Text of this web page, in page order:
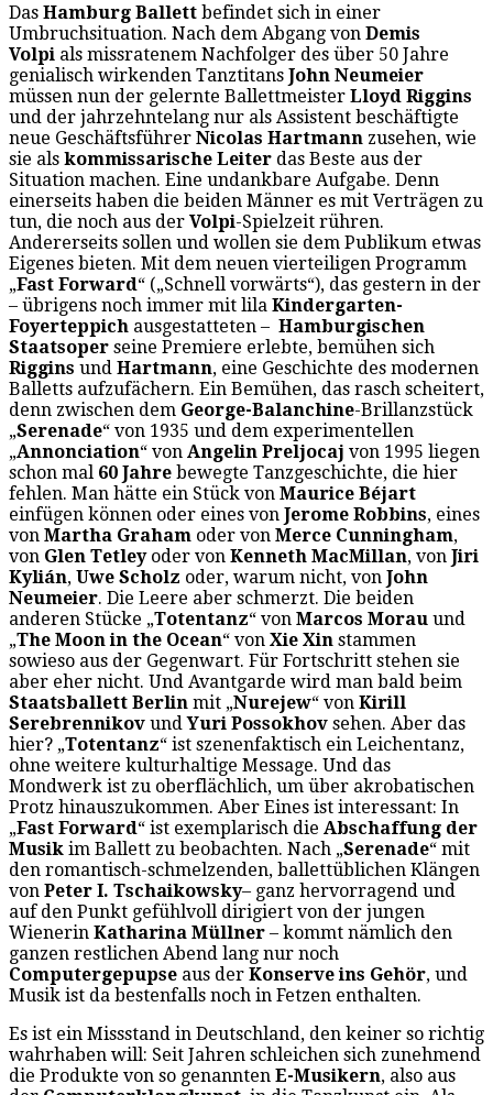
Das Hamburg Ballett befindet sich in einer
Umbruchsituation. Nach dem Abgang von Demis
Volpi als missratenem Nachfolger des über 50 Jahre
genialisch wirkenden Tanztitans John Neumeier
müssen nun der gelernte Ballettmeister Lloyd Riggins
und der jahrzehntelang nur als Assistent beschäftigte
neue Geschäftsführer Nicolas Hartmann zusehen, wie
sie als kommissarische Leiter das Beste aus der
Situation machen. Eine undankbare Aufgabe. Denn
einerseits haben die beiden Männer es mit Verträgen zu
tun, die noch aus der Volpi-Spielzeit rühren.
Andererseits sollen und wollen sie dem Publikum etwas
Eigenes bieten. Mit dem neuen vierteiligen Programm
„Fast Forward“ („Schnell vorwärts“), das gestern in der
– übrigens noch immer mit lila Kindergarten-
Foyerteppich ausgestatteten – Hamburgischen
Staatsoper seine Premiere erlebte, bemühen sich
Riggins und Hartmann, eine Geschichte des modernen
Balletts aufzufächern. Ein Bemühen, das rasch scheitert,
denn zwischen dem George-Balanchine-Brillanzstück
„Serenade“ von 1935 und dem experimentellen
„Annonciation“ von Angelin Preljocaj von 1995 liegen
schon mal 60 Jahre bewegte Tanzgeschichte, die hier
fehlen. Man hätte ein Stück von Maurice Béjart
einfügen können oder eines von Jerome Robbins, eines
von Martha Graham oder von Merce Cunningham,
von Glen Tetleyoder von Kenneth MacMillan, von Jiri
Kylián, Uwe Scholz oder, warum nicht, von John
Neumeier. Die Leere aber schmerzt. Die beiden
anderen Stücke „Totentanz“ von Marcos Morau und
„The Moon in the Ocean“ von Xie Xin stammen
sowieso aus der Gegenwart. Für Fortschritt stehen sie
aber eher nicht. Und Avantgarde wird man bald beim
Staatsballett Berlin mit „Nurejew“ von Kirill
Serebrennikov undYuri Possokhov sehen. Aber das
hier? „Totentanz“ ist szenenfaktisch ein Leichentanz,
ohne weitere kulturhaltige Message. Und das
Mondwerk ist zu oberflächlich, um über akrobatischen
Protz hinauszukommen. Aber Eines ist interessant: In
„Fast Forward“ ist exemplarisch die Abschaffung der
Musik im Ballett zu beobachten. Nach „Serenade“ mit
den romantisch-schmelzenden, ballettüblichen Klängen
von Peter I. Tschaikowsky– ganz hervorragend und
auf den Punkt gefühlvoll dirigiert von der jungen
Wienerin Katharina Müllner – kommt nämlich den
ganzen restlichen Abend lang nur noch
Computergepupse aus der Konserve ins Gehör, und
Musik ist da bestenfalls noch in Fetzen enthalten.
Es ist ein Missstand in Deutschland, den keiner so richtig
wahrhaben will: Seit Jahren schleichen sich zunehmend
die Produkte von so genannten E-Musikern, also aus